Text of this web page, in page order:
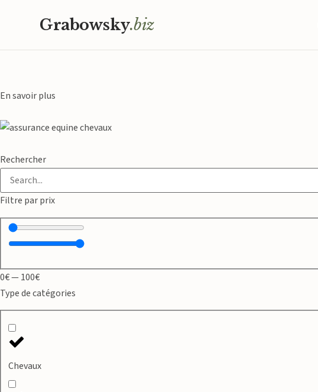
Grabowsky.biz
Accueil-Archives des Annonces
En savoir plus
Rechercher
Filtre par prix
0€ — 100€
Type de catégories
Chevaux